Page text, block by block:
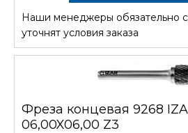
Наши менеджеры обязательно
уточнят условия заказа
Фреза концевая 9268
06,00X06,00 Z3